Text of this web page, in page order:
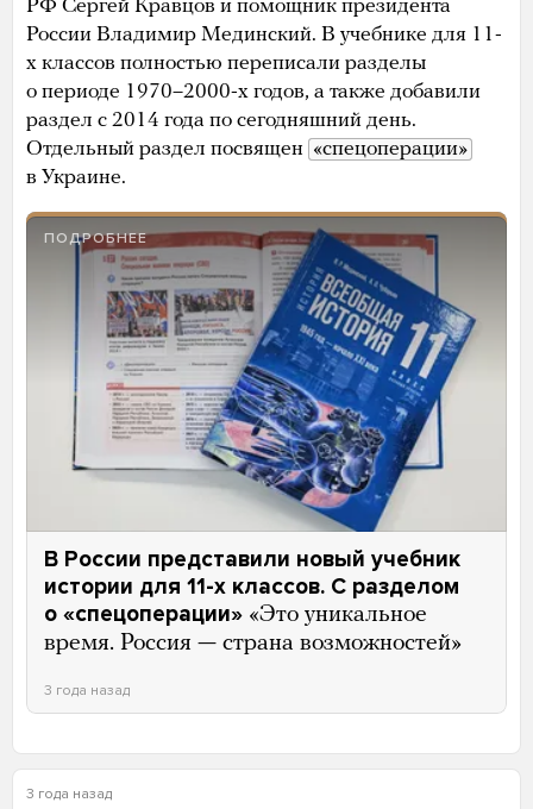
РФ Сергей Кравцов и помощник президента
России Владимир Мединский. В учебнике для 11-
х классов полностью переписали разделы
о периоде 1970–2000-х годов, а также добавили
раздел с 2014 года по сегодняшний день.
Отдельный раздел посвящен «спецоперации»
в Украине.
ПОДРОБНЕЕ
В России представили новый учебник
истории для 11-х классов. С разделом
о «спецоперации» «Это уникальное
время. Россия — страна возможностей»
3 года назад
3 года назад